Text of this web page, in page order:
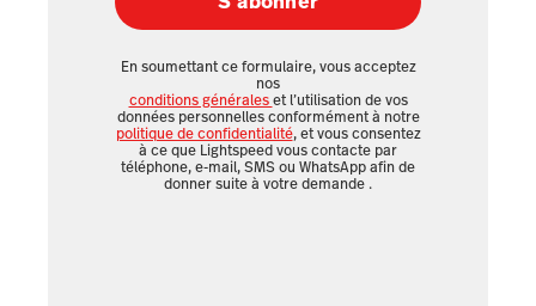
En soumettant ce formulaire, vous acceptez
nos
conditions généraleset l’utilisation de vos
données personnelles conformément à notre
politique de confidentialité, et vous consentez
à ce que Lightspeed vous contacte par
téléphone, e-mail, SMS ou WhatsApp afin de
donner suite à votre demande .